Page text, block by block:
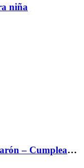
niña
Globo de feliz cumpleaños para varón – Cumpleaños para ellos